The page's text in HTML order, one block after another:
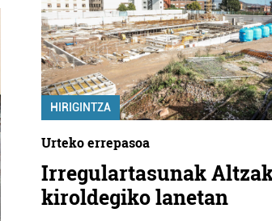
HIRIGINTZA
Urteko errepasoa
Irregulartasunak
kiroldegiko lanetan